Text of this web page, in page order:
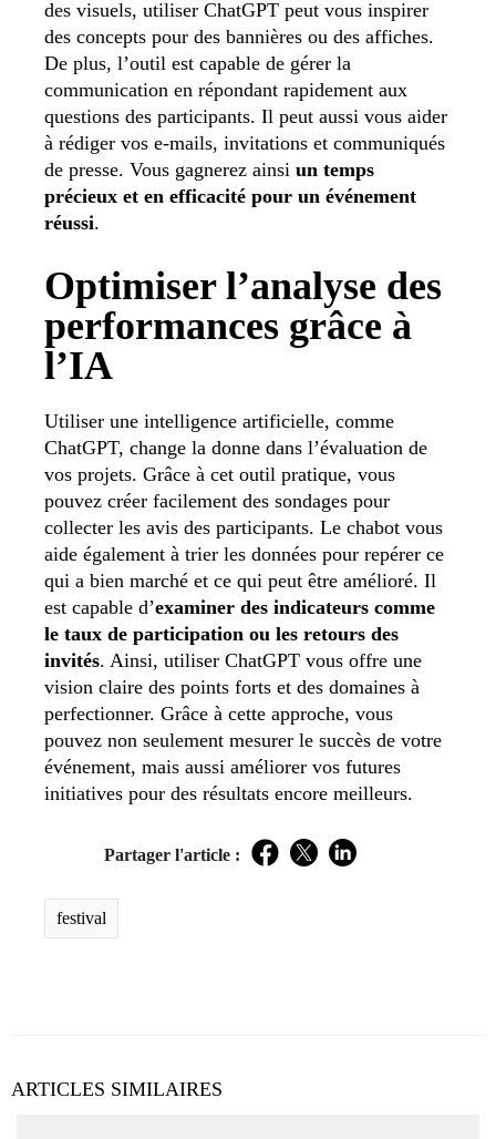
des visuels, utiliser ChatGPT peut vous inspirer
des concepts pour des bannières ou des affiches.
De plus, l’outil est capable de gérer la
communication en répondant rapidement aux
questions des participants. Il peut aussi vous aider
à rédiger vos e-mails, invitations et communiqués
de presse. Vous gagnerez ainsi un temps
précieux et en efficacité pour un événement
réussi.
Optimiser l’analyse des
performances grâce à
l’IA
Utiliser une intelligence artificielle, comme
ChatGPT, change la donne dans l’évaluation de
vos projets. Grâce à cet outil pratique, vous
pouvez créer facilement des sondages pour
collecter les avis des participants. Le chabot vous
aide également à trier les données pour repérer ce
qui a bien marché et ce qui peut être amélioré. Il
est capable d’examiner des indicateurs comme
le taux de participation ou les retours des
invités. Ainsi, utiliser ChatGPT vous offre une
vision claire des points forts et des domaines à
perfectionner. Grâce à cette approche, vous
pouvez non seulement mesurer le succès de votre
événement, mais aussi améliorer vos futures
initiatives pour des résultats encore meilleurs.
Partager l'article : Facebook
TwitterLinkedIn
festival
ARTICLES SIMILAIRES